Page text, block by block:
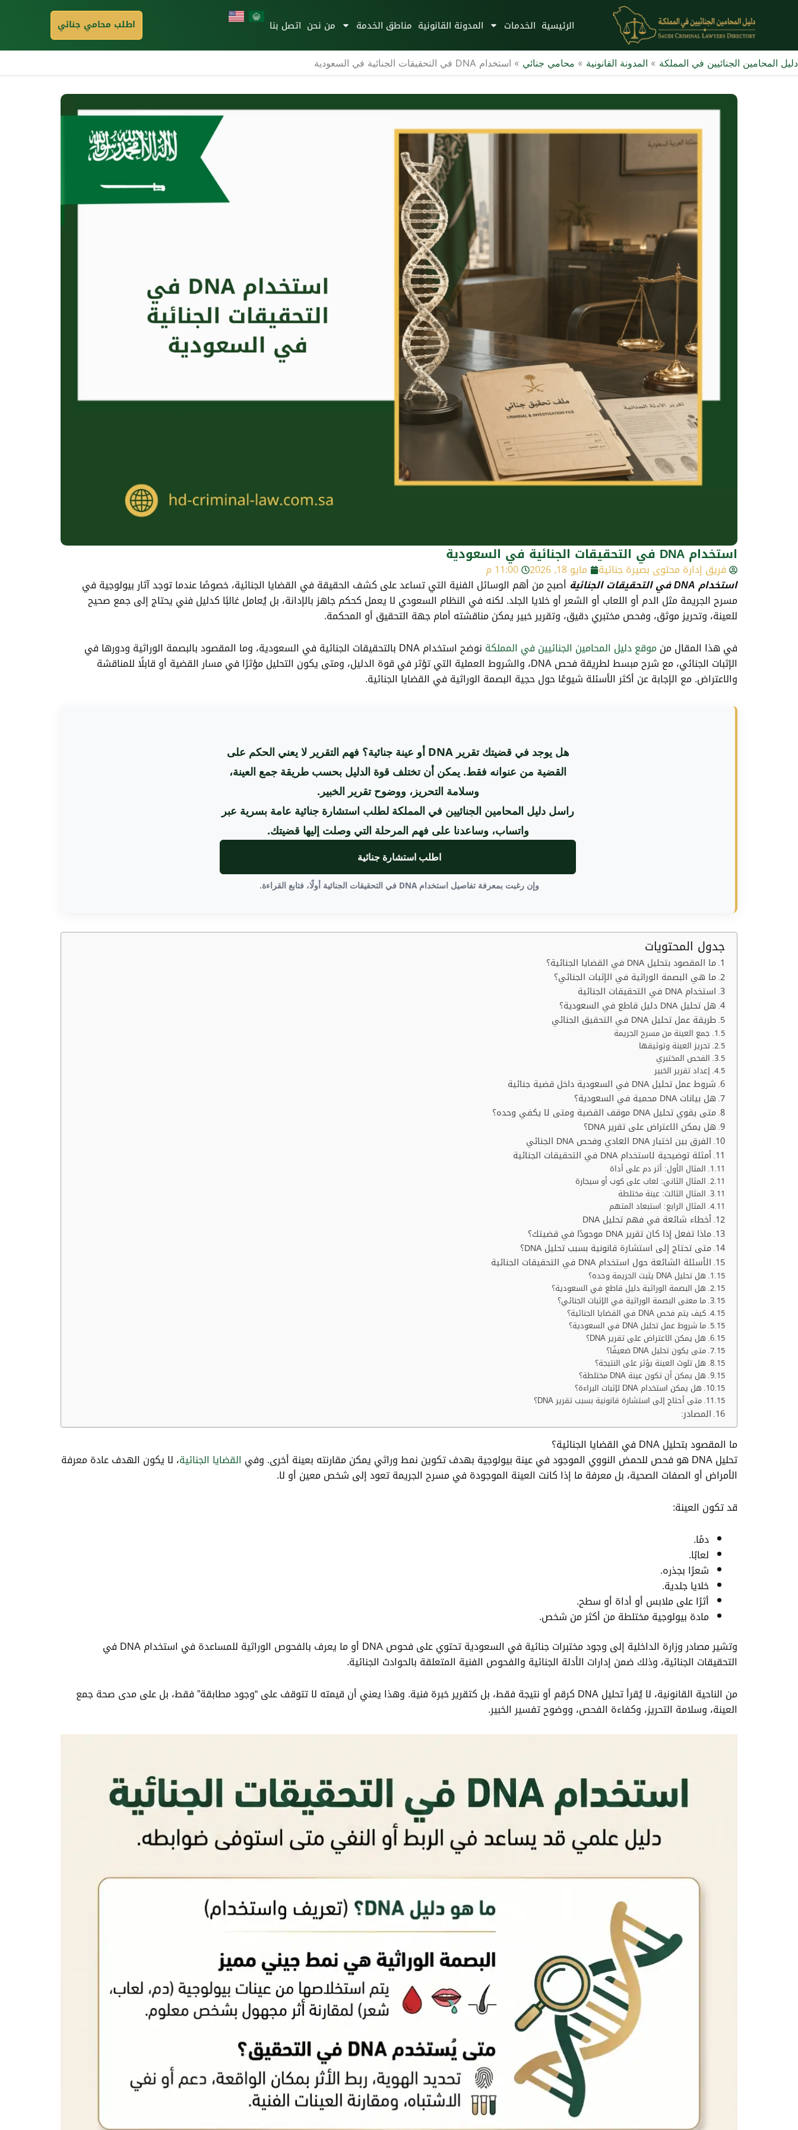
الرئيسية الخدمات المدونة القانونية مناطق الخدمة من نحن اتصل بنا اطلب محامي جنائي
دليل المحامين الجنائيين في المملكة » المدونة القانونية » محامي جنائي » استخدام DNA في التحقيقات الجنائية في السعودية
استخدام DNA في التحقيقات الجنائية في السعودية
فريق إدارة محتوى بصيرة جنائية مايو 18, 2026
11:00 م
استخدام DNA في التحقيقات الجنائية
أصبح من أهم الوسائل الفنية التي تساعد على كشف الحقيقة في القضايا الجنائية، خصوصًا عندما توجد آثار بيولوجية في
مسرح الجريمة مثل الدم أو اللعاب أو الشعر أو خلايا الجلد. لكنه في النظام السعودي لا يعمل كحكم جاهز بالإدانة، بل يُعامل غالبًا كدليل فني يحتاج إلى جمع صحيح
للعينة، وتحريز موثق، وفحص مختبري دقيق، وتقرير خبير يمكن مناقشته أمام جهة التحقيق أو المحكمة.
في هذا المقال منموقع دليل المحامين الجنائيين في المملكة
نوضح استخدام DNA بالتحقيقات الجنائية في السعودية، وما المقصود بالبصمة الوراثية ودورها في
الإثبات الجنائي، مع شرح مبسط لطريقة فحص DNA، والشروط العملية التي تؤثر في قوة الدليل، ومتى يكون التحليل مؤثرًا في مسار القضية أو قابلًا للمناقشة
والاعتراض. مع الإجابة عن أكثر الأسئلة شيوعًا حول حجية البصمة الوراثية في القضايا الجنائية.
هل يوجد في قضيتك تقرير DNA أو عينة جنائية؟ فهم التقرير لا يعني الحكم على
القضية من عنوانه فقط. يمكن أن تختلف قوة الدليل بحسب طريقة جمع العينة،
وسلامة التحريز، ووضوح تقرير الخبير.
راسل دليل المحامين الجنائيين في المملكة لطلب استشارة جنائية عامة بسرية عبر
واتساب، وساعدنا على فهم المرحلة التي وصلت إليها قضيتك.
اطلب استشارة جنائية
وإن رغبت بمعرفة تفاصيل استخدام DNA في التحقيقات الجنائية أولًا، فتابع القراءة.
جدول المحتويات
ما المقصود بتحليل DNA في القضايا الجنائية؟
ما هي البصمة الوراثية في الإثبات الجنائي؟
استخدام DNA في التحقيقات الجنائية
هل تحليل DNA دليل قاطع في السعودية؟
طريقة عمل تحليل DNA في التحقيق الجنائي
جمع العينة من مسرح الجريمة
تحريز العينة وتوثيقها
الفحص المختبري
إعداد تقرير الخبير
شروط عمل تحليل DNA في السعودية داخل قضية جنائية
هل بيانات DNA محمية في السعودية؟
متى يقوي تحليل DNA موقف القضية ومتى لا يكفي وحده؟
هل يمكن الاعتراض على تقرير DNA؟
الفرق بين اختبار DNA العادي وفحص DNA الجنائي
أمثلة توضيحية لاستخدام DNA في التحقيقات الجنائية
المثال الأول: أثر دم على أداة
المثال الثاني: لعاب على كوب أو سيجارة
المثال الثالث: عينة مختلطة
المثال الرابع: استبعاد المتهم
أخطاء شائعة في فهم تحليل DNA
ماذا تفعل إذا كان تقرير DNA موجودًا في قضيتك؟
متى تحتاج إلى استشارة قانونية بسبب تحليل DNA؟
الأسئلة الشائعة حول استخدام DNA في التحقيقات الجنائية
هل تحليل DNA يثبت الجريمة وحده؟
هل البصمة الوراثية دليل قاطع في السعودية؟
ما معنى البصمة الوراثية في الإثبات الجنائي؟
كيف يتم فحص DNA في القضايا الجنائية؟
ما شروط عمل تحليل DNA في السعودية؟
هل يمكن الاعتراض على تقرير DNA؟
متى يكون تحليل DNA ضعيفًا؟
هل تلوث العينة يؤثر على النتيجة؟
هل يمكن أن تكون عينة DNA مختلطة؟
هل يمكن استخدام DNA لإثبات البراءة؟
متى أحتاج إلى استشارة قانونية بسبب تقرير DNA؟
المصادر:
ما المقصود بتحليل DNA في القضايا الجنائية؟
تحليل DNA هو فحص للحمض النووي الموجود في عينة بيولوجية بهدف تكوين نمط وراثي يمكن مقارنته بعينة أخرى. وفي
القضايا الجنائية، لا يكون الهدف عادة معرفة
الأمراض أو الصفات الصحية، بل معرفة ما إذا كانت العينة الموجودة في مسرح الجريمة تعود إلى شخص معين أو لا.
قد تكون العينة:
دمًا.
لعابًا.
شعرًا بجذره.
خلايا جلدية.
أثرًا على ملابس أو أداة أو سطح.
مادة بيولوجية مختلطة من أكثر من شخص.
وتشير مصادر وزارة الداخلية إلى وجود مختبرات جنائية في السعودية تحتوي على فحوص DNA أو ما يعرف بالفحوص الوراثية للمساعدة في استخدام DNA في
التحقيقات الجنائية، وذلك ضمن إدارات الأدلة الجنائية والفحوص الفنية المتعلقة بالحوادث الجنائية.
من الناحية القانونية، لا يُقرأ تحليل DNA كرقم أو نتيجة فقط، بل كتقرير خبرة فنية. وهذا يعني أن قيمته لا تتوقف على “وجود مطابقة” فقط، بل على مدى صحة جمع
العينة، وسلامة التحريز، وكفاءة الفحص، ووضوح تفسير الخبير.